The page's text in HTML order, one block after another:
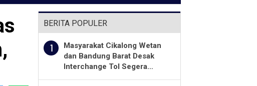
BERITA POPULER
1
Masyarakat Cikalong Wetan
dan Bandung Barat Desak
Interchange Tol Segera